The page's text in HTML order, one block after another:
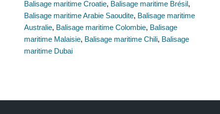
Balisage maritime Croatie, Balisage maritime Brésil,
Balisage maritime Arabie Saoudite, Balisage maritime
Australie, Balisage maritime Colombie, Balisage
maritime Malaisie, Balisage maritime Chili, Balisage
maritime Dubai